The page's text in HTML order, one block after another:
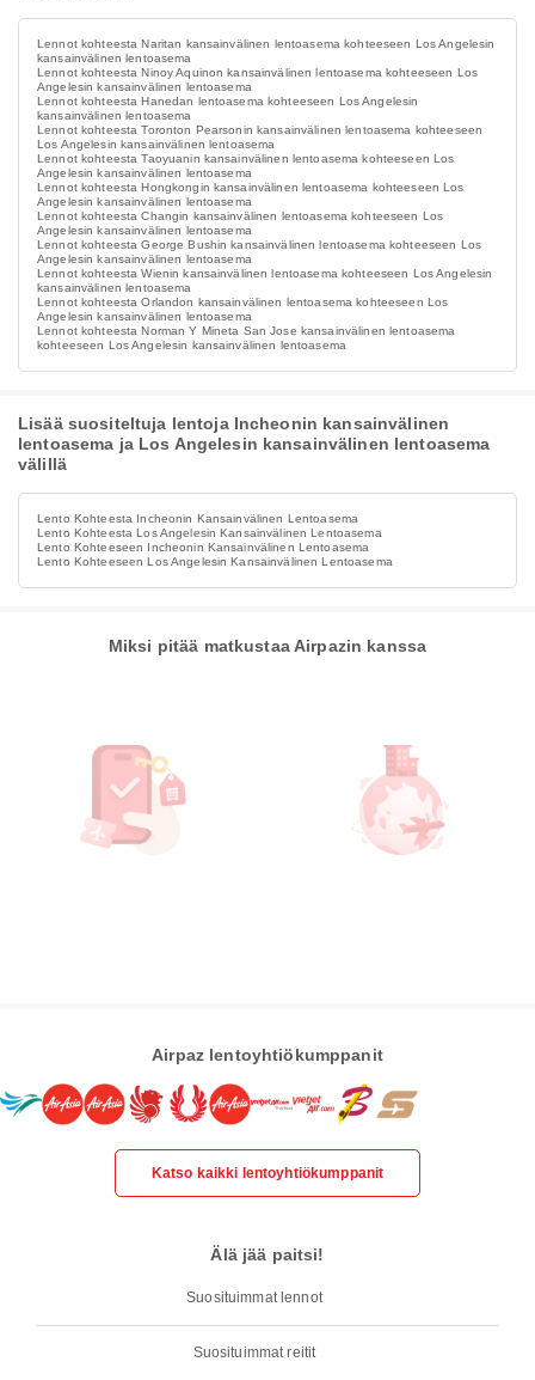
Lennot kohteesta Naritan kansainvälinen lentoasema kohteeseen Los Angelesin
kansainvälinen lentoasema
Lennot kohteesta Ninoy Aquinon kansainvälinen lentoasema kohteeseen Los
Angelesin kansainvälinen lentoasema
Lennot kohteesta Hanedan lentoasema kohteeseen Los Angelesin
kansainvälinen lentoasema
Lennot kohteesta Toronton Pearsonin kansainvälinen lentoasema kohteeseen
Los Angelesin kansainvälinen lentoasema
Lennot kohteesta Taoyuanin kansainvälinen lentoasema kohteeseen Los
Angelesin kansainvälinen lentoasema
Lennot kohteesta Hongkongin kansainvälinen lentoasema kohteeseen Los
Angelesin kansainvälinen lentoasema
Lennot kohteesta Changin kansainvälinen lentoasema kohteeseen Los
Angelesin kansainvälinen lentoasema
Lennot kohteesta George Bushin kansainvälinen lentoasema kohteeseen Los
Angelesin kansainvälinen lentoasema
Lennot kohteesta Wienin kansainvälinen lentoasema kohteeseen Los Angelesin
kansainvälinen lentoasema
Lennot kohteesta Orlandon kansainvälinen lentoasema kohteeseen Los
Angelesin kansainvälinen lentoasema
Lennot kohteesta Norman Y Mineta San Jose kansainvälinen lentoasema
kohteeseen Los Angelesin kansainvälinen lentoasema
Lisää suositeltuja lentoja Incheonin kansainvälinen
lentoasema ja Los Angelesin kansainvälinen lentoasema
välillä
Lento Kohteesta Incheonin Kansainvälinen Lentoasema
Lento Kohteesta Los Angelesin Kansainvälinen Lentoasema
Lento Kohteeseen Incheonin Kansainvälinen Lentoasema
Lento Kohteeseen Los Angelesin Kansainvälinen Lentoasema
Miksi pitää matkustaa Airpazin kanssa
Airpaz lentoyhtiökumppanit
Katso kaikki lentoyhtiökumppanit
Älä jää paitsi!
Suosituimmat lennot
Suosituimmat reitit